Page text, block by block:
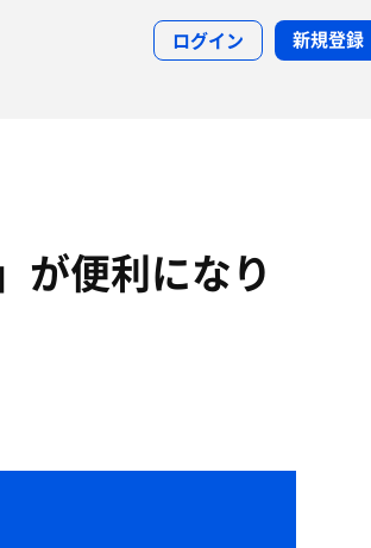
ログイン 新規登録
が便利になり